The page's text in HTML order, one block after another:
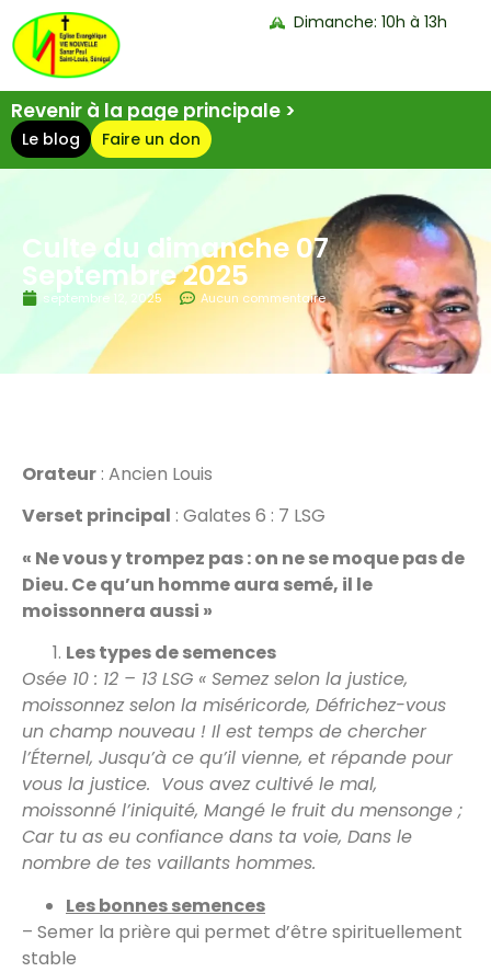
Dimanche: 10h à 13h
Revenir à la page principale >
Le blog Faire un don
Culte du dimanche 07
Septembre 2025
septembre 12, 2025 Aucun commentaire
Orateur : Ancien Louis
Verset principal : Galates 6 : 7 LSG
« Ne vous y trompez pas : on ne se moque pas de
Dieu. Ce qu’un homme aura semé, il le
moissonnera aussi »
Les types de semences
Osée 10 : 12 – 13 LSG « Semez selon la justice,
moissonnez selon la miséricorde, Défrichez-vous
un champ nouveau ! Il est temps de chercher
l’Éternel, Jusqu’à ce qu’il vienne, et répande pour
vous la justice. Vous avez cultivé le mal,
moissonné l’iniquité, Mangé le fruit du mensonge ;
Car tu as eu confiance dans ta voie, Dans le
nombre de tes vaillants hommes.
Les bonnes semences
– Semer la prière qui permet d’être spirituellement
stable